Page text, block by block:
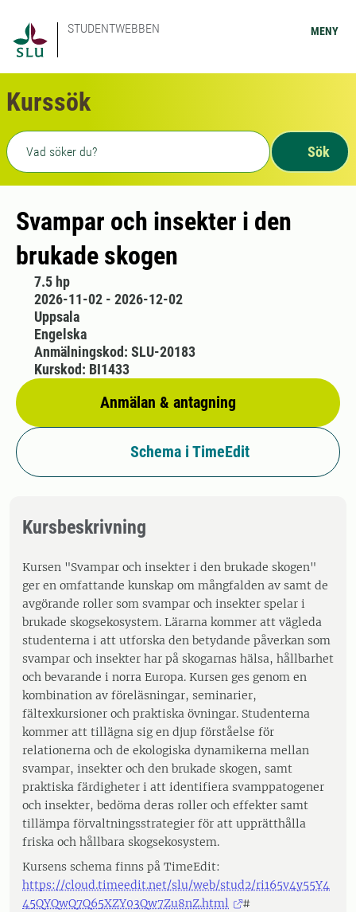
STUDENTWEBBEN MENY
Kurssök
Fritext sökning
Sök
Svampar och insekter i den
brukade skogen
7.5 hp
2026-11-02 - 2026-12-02
Uppsala
Engelska
Anmälan & antagning
Anmälningskod: SLU-20183
Kurskod: BI1433
Schema i TimeEdit
Kursbeskrivning
Kursen "Svampar och insekter i den brukade skogen"
ger en omfattande kunskap om mångfalden av samt de
avgörande roller som svampar och insekter spelar i
brukade skogsekosystem. Lärarna kommer att vägleda
studenterna i att utforska den betydande påverkan som
svampar och insekter har på skogarnas hälsa, hållbarhet
och bevarande i norra Europa. Kursen ges genom en
kombination av föreläsningar, seminarier,
fältexkursioner och praktiska övningar. Studenterna
kommer att tillägna sig en djup förståelse för
relationerna och de ekologiska dynamikerna mellan
svampar, insekter och den brukade skogen, samt
praktiska färdigheter i att identifiera svamppatogener
och insekter, bedöma deras roller och effekter samt
tillämpa förvaltningsstrategier för att upprätthålla
friska och hållbara skogsekosystem.
Kursens schema finns på TimeEdit:
https://cloud.timeedit.net/slu/web/stud2/ri165v4y55Y4
45QYQwQ7Q65XZY03Qw7Zu8nZ.html
#